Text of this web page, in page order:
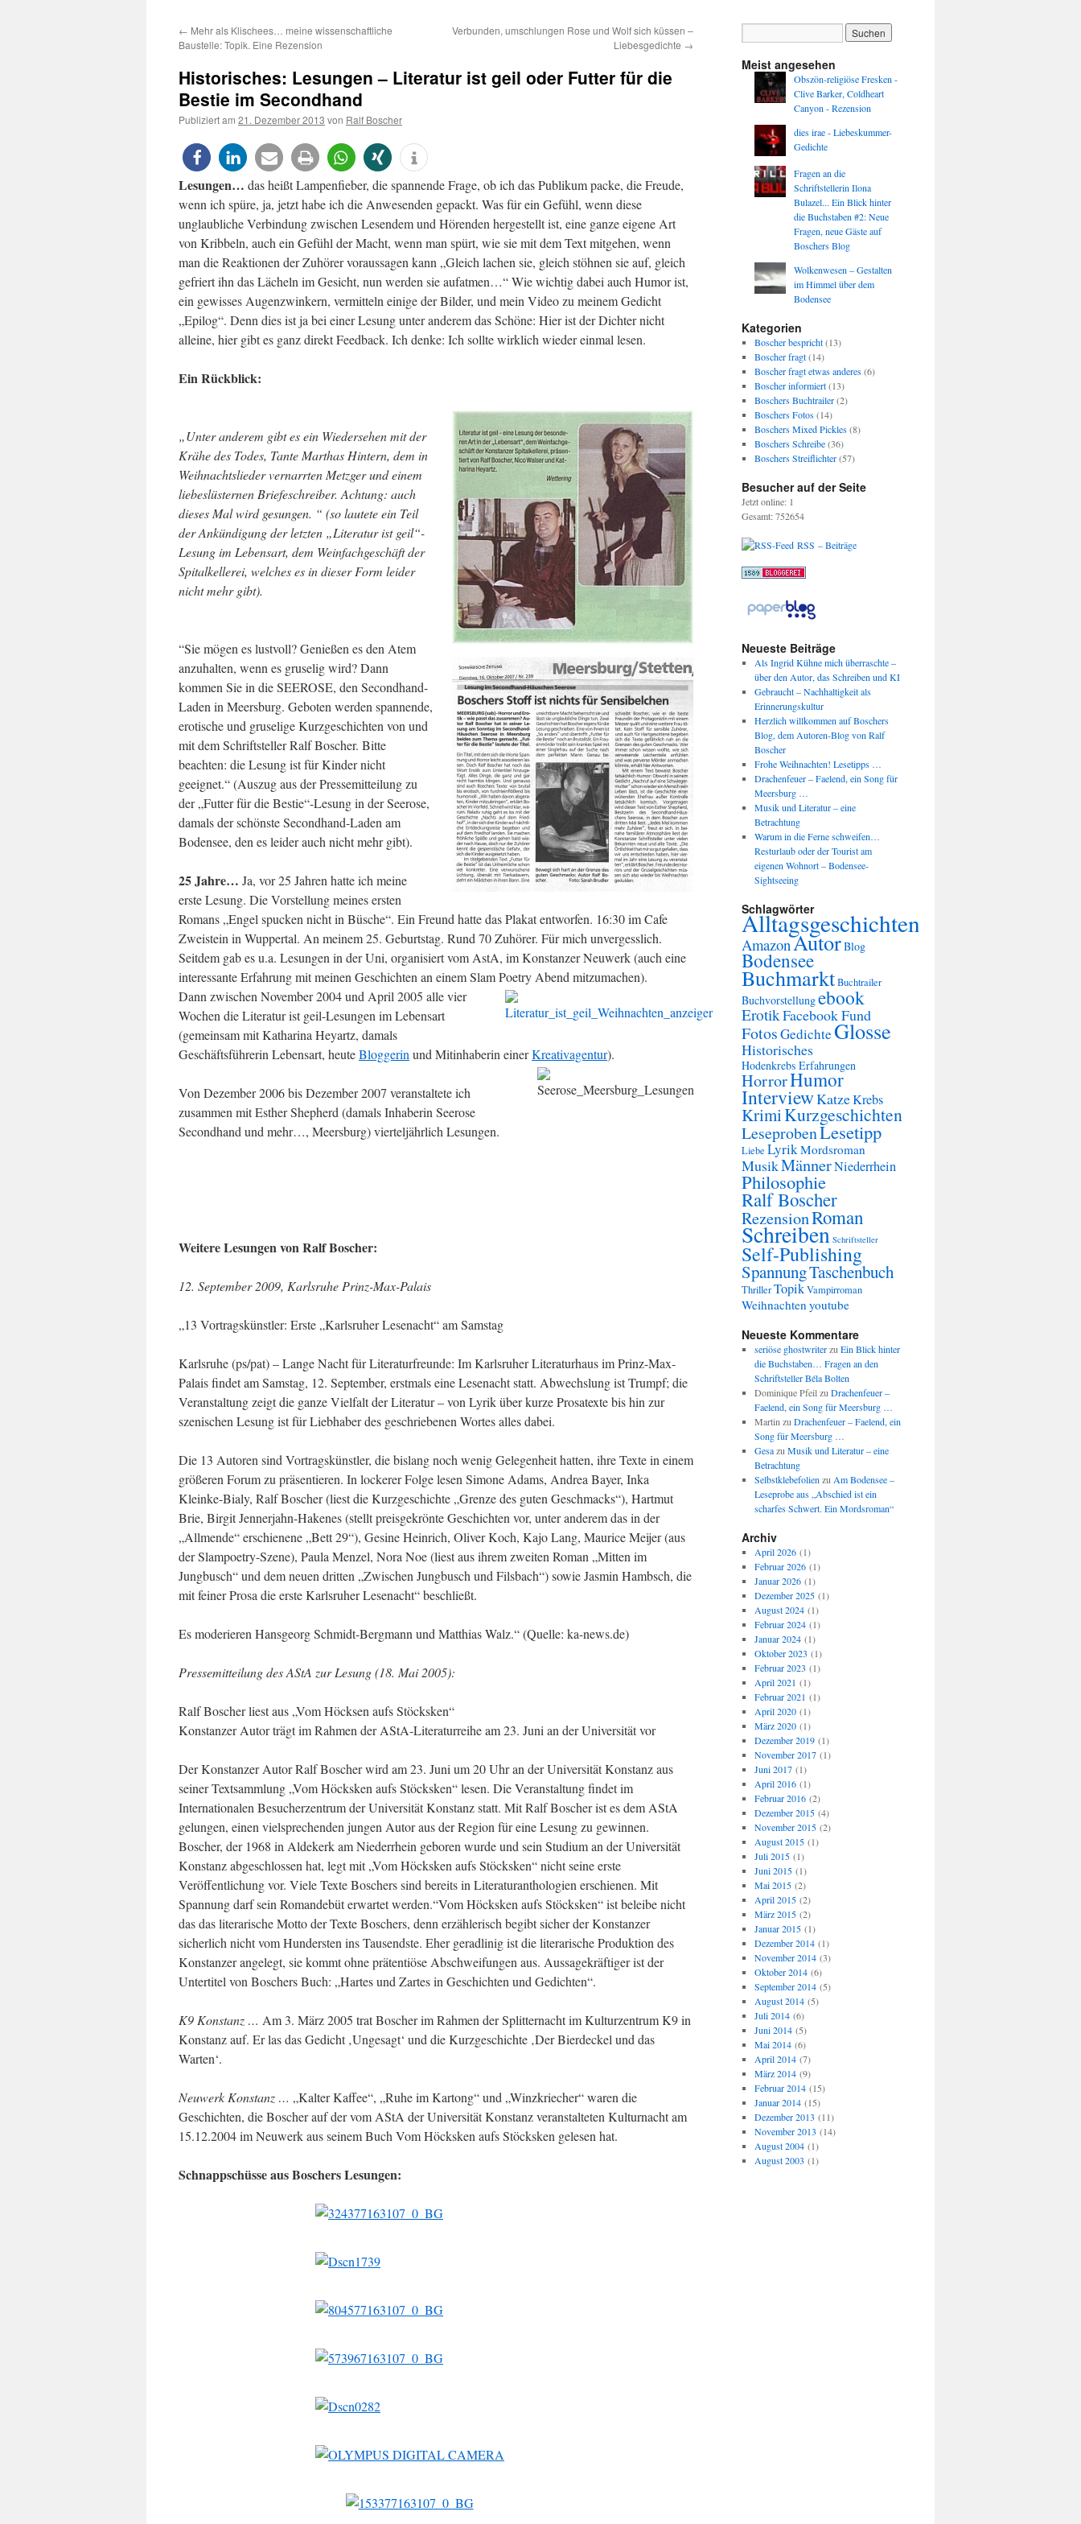
springen
← Mehr als Klischees… meine wissenschaftliche
Baustelle: Topik. Eine Rezension
Verbunden, umschlungen Rose und Wolf sich küssen –
Liebesgedichte →
Historisches: Lesungen – Literatur ist geil oder Futter für die
Bestie im Secondhand
Publiziert am 21. Dezember 2013 von Ralf Boscher
Lesungen… das heißt Lampenfieber, die spannende Frage, ob ich das Publikum packe, die Freude,
wenn ich spüre, ja, jetzt habe ich die Anwesenden gepackt. Was für ein Gefühl, wenn diese
unglaubliche Verbindung zwischen Lesendem und Hörenden hergestellt ist, eine ganze eigene Art
von Kribbeln, auch ein Gefühl der Macht, wenn man spürt, wie sie mit dem Text mitgehen, wenn
man die Reaktionen der Zuhörer voraussagen kann „Gleich lachen sie, gleich stöhnen sie auf, gleich
gefriert ihn das Lächeln im Gesicht, nun werden sie aufatmen…“ Wie wichtig dabei auch Humor ist,
ein gewisses Augenzwinkern, vermitteln einige der Bilder, und mein Video zu meinem Gedicht
„Epilog“. Denn dies ist ja bei einer Lesung unter anderem das Schöne: Hier ist der Dichter nicht
alleine, hier gibt es ganz direkt Feedback. Ich denke: Ich sollte wirklich wieder einmal lesen.
Ein Rückblick:
„Unter anderem gibt es ein Wiedersehen mit der
Krähe des Todes, Tante Marthas Hintern, dem in
Weihnachtslieder vernarrten Metzger und einem
liebeslüsternen Briefeschreiber. Achtung: auch
dieses Mal wird gesungen. “ (so lautete ein Teil
der Ankündigung der letzten „Literatur ist geil“-
Lesung im Lebensart, dem Weinfachgeschäft der
Spitalkellerei, welches es in dieser Form leider
nicht mehr gibt).
“Sie mögen es lustvoll? Genießen es den Atem
anzuhalten, wenn es gruselig wird? Dann
kommen Sie in die SEEROSE, den Secondhand-
Laden in Meersburg. Geboten werden spannende,
erotische und gruselige Kurzgeschichten von und
mit dem Schriftsteller Ralf Boscher. Bitte
beachten: die Lesung ist für Kinder nicht
geeignet.“ (Auszug aus der Pressemitteilung zu
der „Futter für die Bestie“-Lesung in der Seerose,
damals der schönste Secondhand-Laden am
Bodensee, den es leider auch nicht mehr gibt).
25 Jahre… Ja, vor 25 Jahren hatte ich meine
erste Lesung. Die Vorstellung meines ersten
Romans „Engel spucken nicht in Büsche“. Ein Freund hatte das Plakat entworfen. 16:30 im Cafe
Zweistein in Wuppertal. An meinem 25. Geburtstag. Rund 70 Zuhörer. Für mich unvergesslich.
Seitdem gab es u.a. Lesungen in der Uni, organisiert vom AstA, im Konstanzer Neuwerk (auch eine
interessante Erfahrung mit meinen Geschichten an einem Slam Poetry Abend mitzumachen).
Dann zwischen November 2004 und April 2005 alle vier
Wochen die Literatur ist geil-Lesungen im Lebensart
(gemeinsam mit Katharina Heyartz, damals
Geschäftsführerin Lebensart, heuteBloggerin und Mitinhaberin einerKreativagentur).
Von Dezember 2006 bis Dezember 2007 veranstaltete ich
zusammen mit Esther Shepherd (damals Inhaberin Seerose
Secondhand und mehr…, Meersburg) vierteljährlich Lesungen.
Weitere Lesungen von Ralf Boscher:
12. September 2009, Karlsruhe Prinz-Max-Palais
„13 Vortragskünstler: Erste „Karlsruher Lesenacht“ am Samstag
Karlsruhe (ps/pat) – Lange Nacht für Literaturfreunde: Im Karlsruher Literaturhaus im Prinz-Max-
Palais findet am Samstag, 12. September, erstmals eine Lesenacht statt. Abwechslung ist Trumpf; die
Veranstaltung zeigt die ganze Vielfalt der Literatur – von Lyrik über kurze Prosatexte bis hin zur
szenischen Lesung ist für Liebhaber des geschriebenen Wortes alles dabei.
Die 13 Autoren sind Vortragskünstler, die bislang noch wenig Gelegenheit hatten, ihre Texte in einem
größeren Forum zu präsentieren. In lockerer Folge lesen Simone Adams, Andrea Bayer, Inka
Kleinke-Bialy, Ralf Boscher (liest die Kurzgeschichte „Grenze des guten Geschmacks“), Hartmut
Brie, Birgit Jennerjahn-Hakenes (stellt preisgekrönte Geschichten vor, unter anderem das in der
„Allmende“ erschienene „Bett 29“), Gesine Heinrich, Oliver Koch, Kajo Lang, Maurice Meijer (aus
der Slampoetry-Szene), Paula Menzel, Nora Noe (liest aus ihrem zweiten Roman „Mitten im
Jungbusch“ und dem neuen dritten „Zwischen Jungbusch und Filsbach“) sowie Jasmin Hambsch, die
mit feiner Prosa die erste Karlsruher Lesenacht“ beschließt.
Es moderieren Hansgeorg Schmidt-Bergmann und Matthias Walz.“ (Quelle: ka-news.de)
Pressemitteilung des AStA zur Lesung (18. Mai 2005):
Ralf Boscher liest aus „Vom Höcksen aufs Stöcksken“
Konstanzer Autor trägt im Rahmen der AStA-Literaturreihe am 23. Juni an der Universität vor
Der Konstanzer Autor Ralf Boscher wird am 23. Juni um 20 Uhr an der Universität Konstanz aus
seiner Textsammlung „Vom Höcksken aufs Stöcksken“ lesen. Die Veranstaltung findet im
Internationalen Besucherzentrum der Universität Konstanz statt. Mit Ralf Boscher ist es dem AStA
gelungen, einen vielsprechenden jungen Autor aus der Region für eine Lesung zu gewinnen.
Boscher, der 1968 in Aldekerk am Niederrhein geboren wurde und sein Studium an der Universität
Konstanz abgeschlossen hat, legt mit „Vom Höcksken aufs Stöcksken“ nicht seine erste
Veröffentlichung vor. Viele Texte Boschers sind bereits in Literaturanthologien erschienen. Mit
Spannung darf sein Romandebüt erwartet werden.“Vom Höcksken aufs Stöcksken“ ist beleibe nicht
das das literarische Motto der Texte Boschers, denn erzählerisch begibt sicher der Konstanzer
sicherlich nicht vom Hundersten ins Tausendste. Eher geradlinig ist die literarische Produktion des
Konstanzer angelegt, sie kommt ohne prätentiöse Abschweifungen aus. Aussagekräftiger ist der
Untertitel von Boschers Buch: „Hartes und Zartes in Geschichten und Gedichten“.
K9 Konstanz … Am 3. März 2005 trat Boscher im Rahmen der Splitternacht im Kulturzentrum K9 in
Konstanz auf. Er las das Gedicht ‚Ungesagt‘ und die Kurzgeschichte ‚Der Bierdeckel und das
Warten‘.
Neuwerk Konstanz … „Kalter Kaffee“, „Ruhe im Kartong“ und „Winzkriecher“ waren die
Geschichten, die Boscher auf der vom AStA der Universität Konstanz veranstalteten Kulturnacht am
15.12.2004 im Neuwerk aus seinem Buch Vom Höcksken aufs Stöcksken gelesen hat.
Schnappschüsse aus Boschers Lesungen:
Meist angesehen
Obszön-religiöse Fresken -
Clive Barker, Coldheart
Canyon - Rezension
dies irae - Liebeskummer-
Gedichte
Fragen an die
Schriftstellerin Ilona
Bulazel... Ein Blick hinter
die Buchstaben #2: Neue
Fragen, neue Gäste auf
Boschers Blog
Wolkenwesen – Gestalten
im Himmel über dem
Bodensee
Kategorien
Boscher bespricht(13)
Boscher fragt(14)
Boscher fragt etwas anderes(6)
Boscher informiert(13)
Boschers Buchtrailer(2)
Boschers Fotos(14)
Boschers Mixed Pickles(8)
Boschers Schreibe(36)
Boschers Streiflichter(57)
Besucher auf der Seite
Jetzt online: 1
Gesamt: 752654
RSS – Beiträge
Neueste Beiträge
Als Ingrid Kühne mich überraschte –
über den Autor, das Schreiben und KI
Gebraucht – Nachhaltigkeit als
Erinnerungskultur
Herzlich willkommen auf Boschers
Blog, dem Autoren-Blog von Ralf
Boscher
Frohe Weihnachten! Lesetipps …
Drachenfeuer – Faelend, ein Song für
Meersburg …
Musik und Literatur – eine
Betrachtung
Warum in die Ferne schweifen…
Resturlaub oder der Tourist am
eigenen Wohnort – Bodensee-
Sightseeing
Schlagwörter
Alltagsgeschichten
AmazonAutorBlog
Bodensee
BuchmarktBuchtrailer
Buchvorstellungebook
ErotikFacebook Fund
FotosGedichteGlosse
Historisches
Hodenkrebs Erfahrungen
HorrorHumor
InterviewKatzeKrebs
KrimiKurzgeschichten
LeseprobenLesetipp
Liebe LyrikMordsroman
MusikMännerNiederrhein
Philosophie
Ralf Boscher
RezensionRoman
Schreiben Schriftsteller
Self-Publishing
SpannungTaschenbuch
ThrillerTopikVampirroman
Weihnachtenyoutube
Neueste Kommentare
seriöse ghostwriterzuEin Blick hinter
die Buchstaben… Fragen an den
Schriftsteller Béla Bolten
Dominique PfeilzuDrachenfeuer –
Faelend, ein Song für Meersburg …
MartinzuDrachenfeuer – Faelend, ein
Song für Meersburg …
GesazuMusik und Literatur – eine
Betrachtung
SelbstklebefolienzuAm Bodensee –
Leseprobe aus „Abschied ist ein
scharfes Schwert. Ein Mordsroman“
Archiv
April 2026(1)
Februar 2026(1)
Januar 2026(1)
Dezember 2025(1)
August 2024(1)
Februar 2024(1)
Januar 2024(1)
Oktober 2023 (1)
Februar 2023 (1)
April 2021 (1)
Februar 2021 (1)
April 2020(1)
März 2020(1)
Dezember 2019(1)
November 2017(1)
Juni 2017(1)
April 2016(1)
Februar 2016(2)
Dezember 2015(4)
November 2015(2)
August 2015(1)
Juli 2015(1)
Juni 2015(1)
Mai 2015(2)
April 2015(2)
März 2015(2)
Januar 2015(1)
Dezember 2014(1)
November 2014(3)
Oktober 2014(6)
September 2014(5)
August 2014(5)
Juli 2014(6)
Juni 2014(5)
Mai 2014(6)
April 2014(7)
März 2014(9)
Februar 2014(15)
Januar 2014(15)
Dezember 2013 (11)
November 2013 (14)
August 2004(1)
August 2003 (1)